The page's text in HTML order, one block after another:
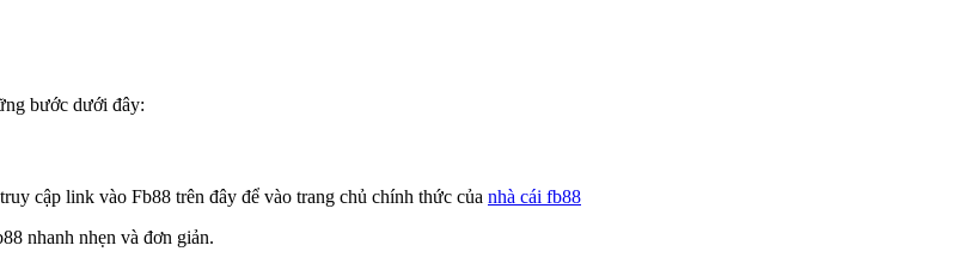
bước dưới đây:
cập link vào Fb88 trên đây để vào trang chủ chính thức của nhà cái fb88
nhanh nhẹn và đơn giản.